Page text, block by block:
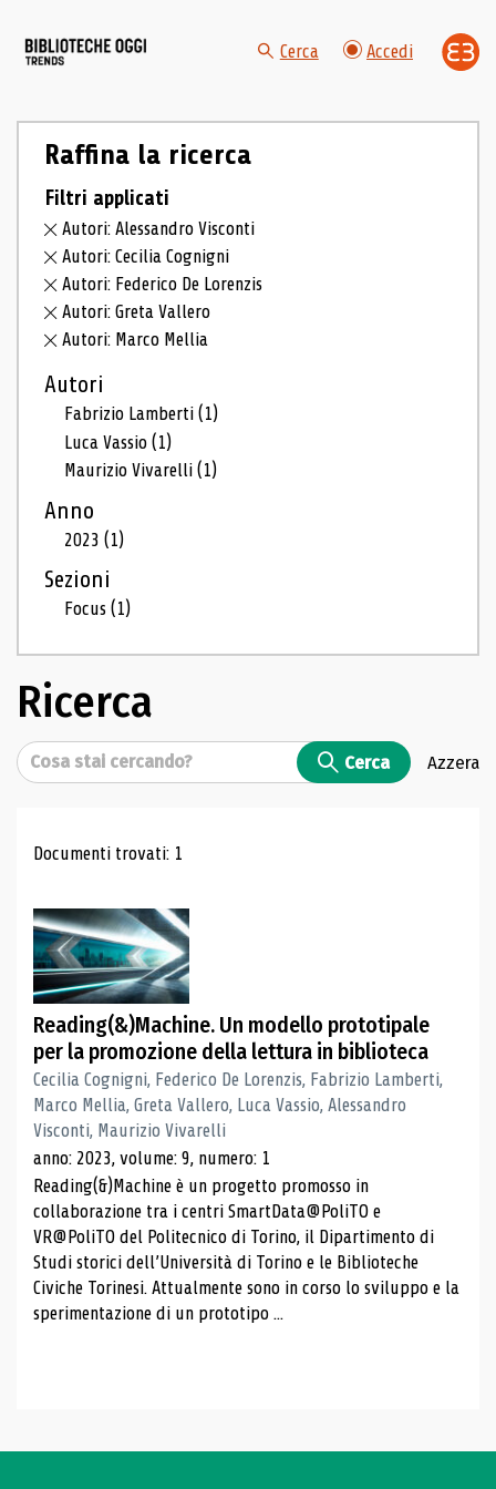
Cerca Accedi
Raffina la ricerca
Filtri applicati
Autori: Alessandro Visconti
Autori: Cecilia Cognigni
Autori: Federico De Lorenzis
Autori: Greta Vallero
Autori: Marco Mellia
Autori
Fabrizio Lamberti(1)
Luca Vassio(1)
Maurizio Vivarelli(1)
Anno
2023(1)
Sezioni
Focus(1)
Ricerca
Cerca Cerca Azzera
Risultati di ricerca
Documenti trovati: 1
Reading(&)Machine. Un modello prototipale
per la promozione della lettura in biblioteca
Cecilia Cognigni, Federico De Lorenzis, Fabrizio Lamberti,
Marco Mellia, Greta Vallero, Luca Vassio, Alessandro
Visconti, Maurizio Vivarelli
anno: 2023, volume: 9, numero: 1
Reading(&)Machine è un progetto promosso in
collaborazione tra i centri SmartData@PoliTO e
VR@PoliTO del Politecnico di Torino, il Dipartimento di
Studi storici dell’Università di Torino e le Biblioteche
Civiche Torinesi. Attualmente sono in corso lo sviluppo e la
sperimentazione di un prototipo ...